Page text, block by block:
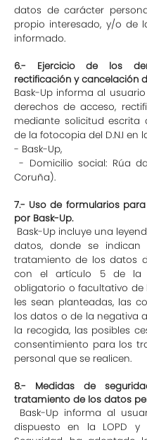
datos de carácter
propio interesado, y/o de
informado.
6.- Ejercicio de los
rectificación y cancelación
Bask-Up informa al
derechos de acceso,
mediante solicitud escrita
de la fotocopia del D.N.I en
- Bask-Up,
- Domicilio social: Rúa
Coruña).
7.- Uso de formularios
por Bask-Up.
Bask-Up incluye una
datos, donde se
tratamiento de los datos
con el artículo 5 de la
obligatorio o facultativo
les sean planteadas, las
los datos o de la negativa
la recogida, las posibles
consentimiento para los
personal que se realicen.
8.- Medidas de
tratamiento de los datos
Bask-Up informa al
dispuesto en la LOPD y